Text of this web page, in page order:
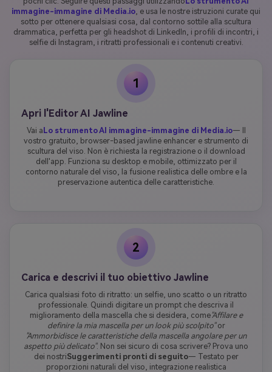
immagine-immagine di Media.io , e usa le nostre istruzioni curate qui
sotto per ottenere qualsiasi cosa, dal contorno sottile alla scultura
drammatica, perfetta per gli headshot di LinkedIn, i profili di incontri, i
selfie di Instagram, i ritratti professionali e i contenuti creativi.
1
Apri l'Editor AI Jawline
Vai a Lo strumento AI immagine-immagine di Media.io— Il
vostro gratuito, browser-based jawline enhancer e strumento di
scultura del viso. Non è richiesta la registrazione o il download
dell'app. Funziona su desktop e mobile, ottimizzato per il
contorno naturale del viso, la fusione realistica delle ombre e la
preservazione autentica delle caratteristiche.
2
Carica e descrivi il tuo obiettivo Jawline
Carica qualsiasi foto di ritratto: un selfie, uno scatto o un ritratto
professionale. Quindi digitare un prompt che descriva il
miglioramento della mascella che si desidera, come"Affilare e
definire la mia mascella per un look più scolpito"or
"Ammorbidisce le caratteristiche della mascella angolare per un
aspetto più delicato". Non sei sicuro di cosa scrivere? Prova uno
dei nostriSuggerimenti pronti di seguito— Testato per
proporzioni naturali del viso, integrazione realistica